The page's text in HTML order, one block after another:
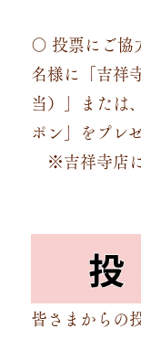
〇 投票にご協
名様に「吉祥
当）」または
ポン」をプレ
※吉祥寺店
皆さまからの